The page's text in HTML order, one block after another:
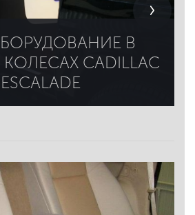
В
CADILLAC
ESCALADE